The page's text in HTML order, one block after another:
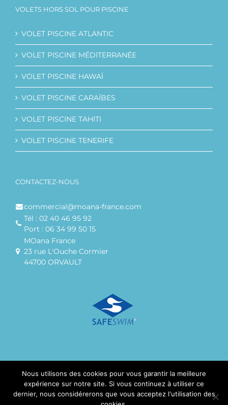
VOLETS HORS SOL POUR PISCINE
VOLET PISCINE ATLANTIC
VOLET PISCINE MÉDITERRANÉE
VOLET PISCINE HAWAÏ
VOLET PISCINE CARAÏBES
VOLET PISCINE TAHITI
VOLET PISCINE TENERIFE
CONTACTEZ-NOUS
commercial@moana-france.com
Tél : 02 40 46 95 92
Port : 06 34 99 50 15
MOana France
23 rue L'Ouche Cormier
44700 ORVAULT
© Copyright MOana FRANCE SARL
Nous utilisons des cookies pour vous garantir la meilleure
expérience sur notre site. Si vous continuez à utiliser ce
dernier, nous considérerons que vous acceptez l'utilisation des